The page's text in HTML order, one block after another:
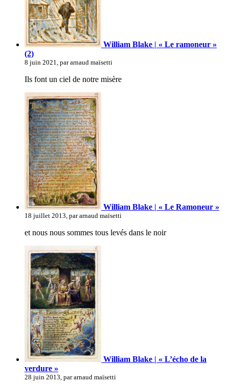
William Blake | « Le ramoneur »
(2)
8 juin 2021, par arnaud maïsetti
Ils font un ciel de notre misère
William Blake | « Le Ramoneur »
18 juillet 2013, par arnaud maïsetti
et nous nous sommes tous levés dans le noir
William Blake | « L’écho de la
verdure »
28 juin 2013, par arnaud maïsetti